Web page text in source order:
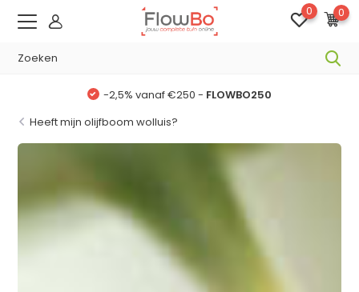
0 0
-,5% vanaf €500 -FLOWBO500
Heeft mijn olijfboom wolluis?